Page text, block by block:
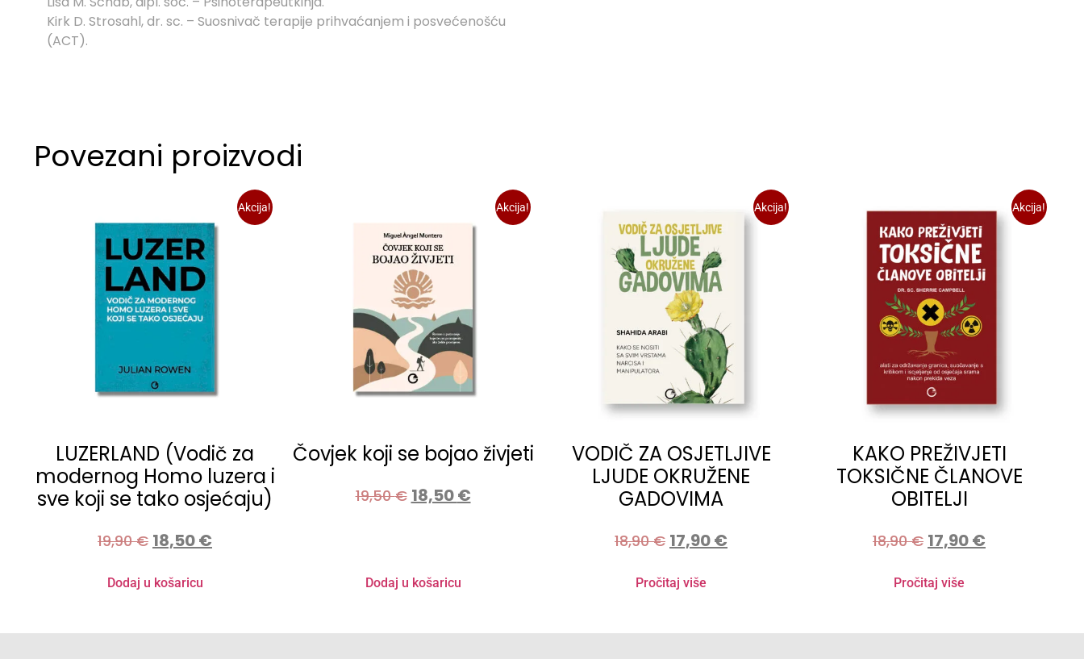
Kirk D. Strosahl, dr. sc. – Suosnivač terapije prihvaćanjem i posvećenošću
(ACT).
Povezani proizvodi
Akcija!
LUZERLAND (Vodič za
modernog Homo luzera i
sve koji se tako osjećaju)
19,90€ 18,50€
Dodaj u košaricu
Akcija!
Čovjek koji se bojao živjeti
19,50€ 18,50€
Dodaj u košaricu
Akcija!
VODIČ ZA OSJETLJIVE
LJUDE OKRUŽENE
GADOVIMA
18,90€ 17,90€
Pročitaj više
Akcija!
KAKO PREŽIVJETI
TOKSIČNE ČLANOVE
OBITELJI
18,90€ 17,90€
Pročitaj više